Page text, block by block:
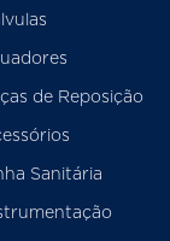
de Reposição
Sanitária